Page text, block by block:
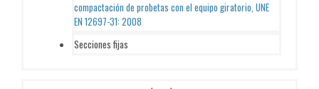
compactación de probetas con el equipo giratorio, UNE
EN 12697-31: 2008
Secciones fijas